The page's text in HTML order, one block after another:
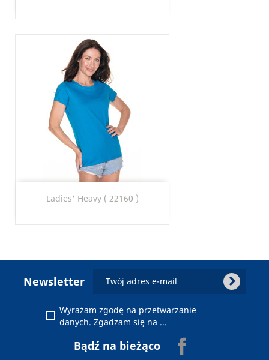
Ladies' Heavy ( 22160 )
Newsletter chevron_right
Wyrażam zgodę na przetwarzanie
danych. Zgadzam się na ...
Wyrażam zgodę na przetwarzanie danych.
Zgadzam się na otrzymywanie pocztą
mail Newslettera firmy Ab-Bis oraz innych
publikacji i informaji zawierających reklamy
Bądź na bieżąco